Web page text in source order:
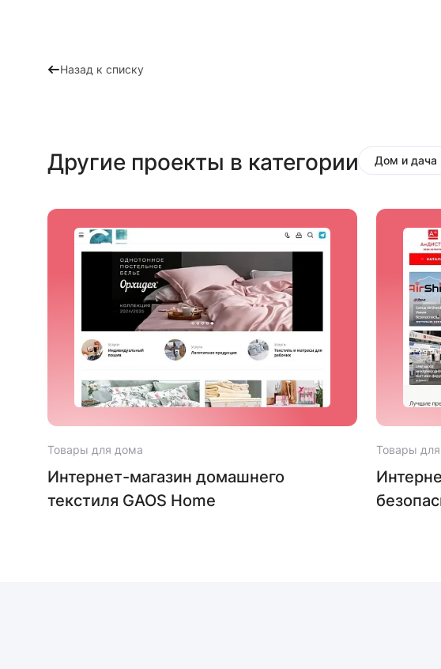
Назад к списку
Другие проекты в категории Дом и дача
Товары для дома
Интернет-магазин домашнего
текстиля GAOS Home
Товары